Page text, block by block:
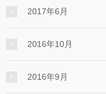
2017年6月
2016年10月
2016年9月